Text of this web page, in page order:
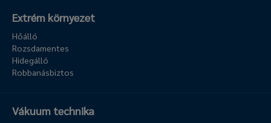
Extrém környezet
Hőálló
Rozsdamentes
Hidegálló
Robbanásbiztos
Vákuum technika